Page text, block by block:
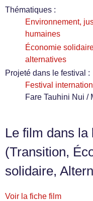
Thématiques :
Environnement,
humaines
Économie
alternatives
Projeté dans le festival :
Festival
Fare Tauhini Nui /
Le film dans la
(Transition,
solidaire,
Voir la fiche film